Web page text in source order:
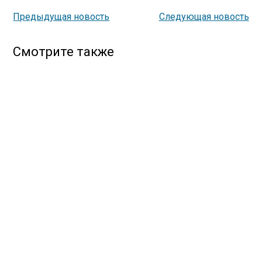
Предыдущая новость Следующая новость
Смотрите также